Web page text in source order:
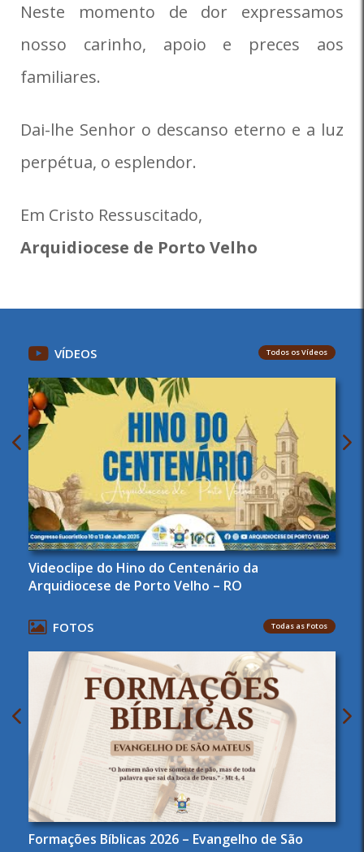
Neste momento de dor expressamos
nosso carinho, apoio e preces aos
familiares.
Dai-lhe Senhor o descanso eterno e a luz
perpétua, o esplendor.
Em Cristo Ressuscitado,
Arquidiocese de Porto Velho
VÍDEOS Todos os Vídeos
Videoclipe do Hino do Centenário da
Arquidiocese de Porto Velho – RO
FOTOS Todas as Fotos
Formações Bíblicas 2026 – Evangelho de São